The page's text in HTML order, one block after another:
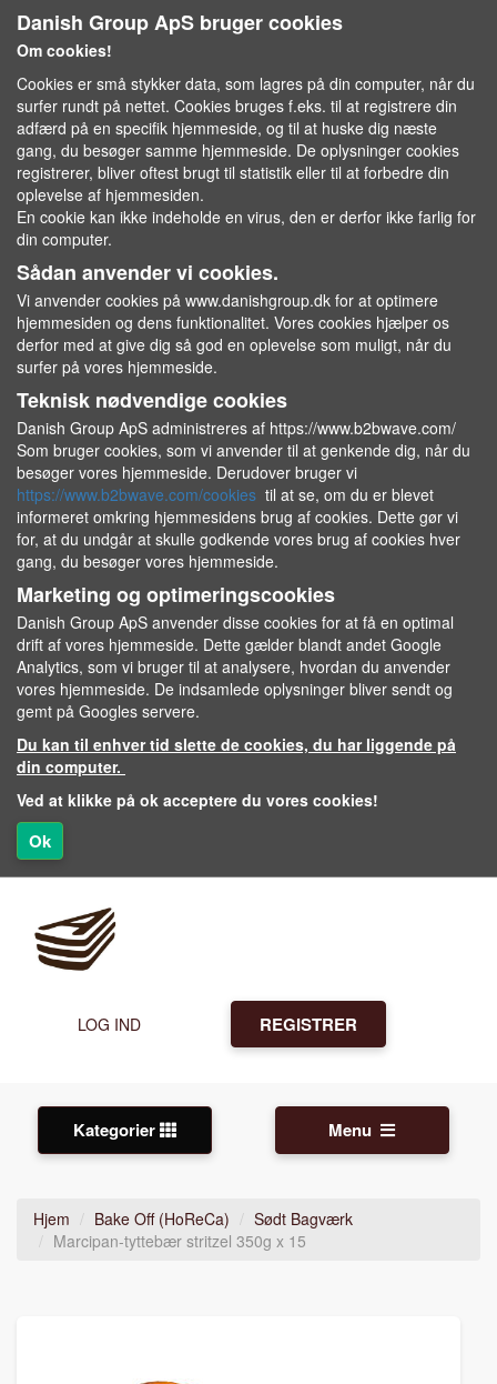
Danish Group ApS bruger cookies
Om cookies!
Cookies er små stykker data, som lagres på din computer, når du
surfer rundt på nettet. Cookies bruges f.eks. til at registrere din
adfærd på en specifik hjemmeside, og til at huske dig næste
gang, du besøger samme hjemmeside. De oplysninger cookies
registrerer, bliver oftest brugt til statistik eller til at forbedre din
oplevelse af hjemmesiden.
En cookie kan ikke indeholde en virus, den er derfor ikke farlig for
din computer.
Sådan anvender vi cookies.
Vi anvender cookies på www.danishgroup.dk for at optimere
hjemmesiden og dens funktionalitet. Vores cookies hjælper os
derfor med at give dig så god en oplevelse som muligt, når du
surfer på vores hjemmeside.
Teknisk nødvendige cookies
Danish Group ApS administreres af https://www.b2bwave.com/
Som bruger cookies, som vi anvender til at genkende dig, når du
besøger vores hjemmeside. Derudover bruger vi
https://www.b2bwave.com/cookies til at se, om du er blevet
informeret omkring hjemmesidens brug af cookies. Dette gør vi
for, at du undgår at skulle godkende vores brug af cookies hver
gang, du besøger vores hjemmeside.
Marketing og optimeringscookies
Danish Group ApS anvender disse cookies for at få en optimal
drift af vores hjemmeside. Dette gælder blandt andet Google
Analytics, som vi bruger til at analysere, hvordan du anvender
vores hjemmeside. De indsamlede oplysninger bliver sendt og
gemt på Googles servere.
Du kan til enhver tid slette de cookies, du har liggende på
din computer.
Ved at klikke på ok acceptere du vores cookies!
Ok
LOG IND REGISTRER
Kategorier Menu
Hjem Bake Off (HoReCa)
Sødt Bagværk
Marcipan-tyttebær stritzel 350g x 15